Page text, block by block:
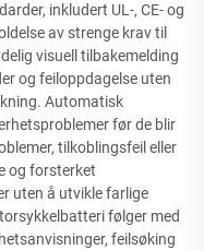
inkludert UL-, CE- og
av strenge krav til
visuell tilbakemelding
og feiloppdagelse uten
Automatisk
før de blir
tilkoblingsfeil eller
og forsterket
uten å utvikle farlige
følger med
feilsøking